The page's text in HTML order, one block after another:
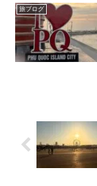
旅ブログ